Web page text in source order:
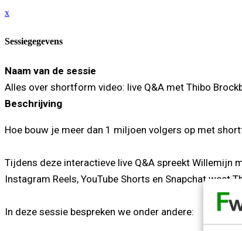
x
Sessiegegevens
Naam van de sessie
Alles over shortform video: live Q&A met Thibo
Beschrijving
Hoe bouw je meer dan 1 miljoen volgers op met
Tijdens deze interactieve live Q&A spreekt Willemijn
Instagram Reels, YouTube Shorts en Snapchat weet
In deze sessie bespreken we onder andere: